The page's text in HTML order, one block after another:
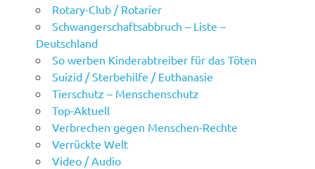
Rotary-Club / Rotarier
Schwangerschaftsabbruch – Liste –
Deutschland
So werben Kinderabtreiber für das Töten
Suizid / Sterbehilfe / Euthanasie
Tierschutz – Menschenschutz
Top-Aktuell
Verbrechen gegen Menschen-Rechte
Verrückte Welt
Video / Audio